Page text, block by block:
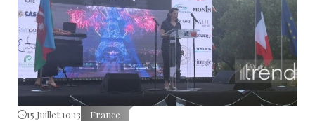
15 Juillet 10:13 France